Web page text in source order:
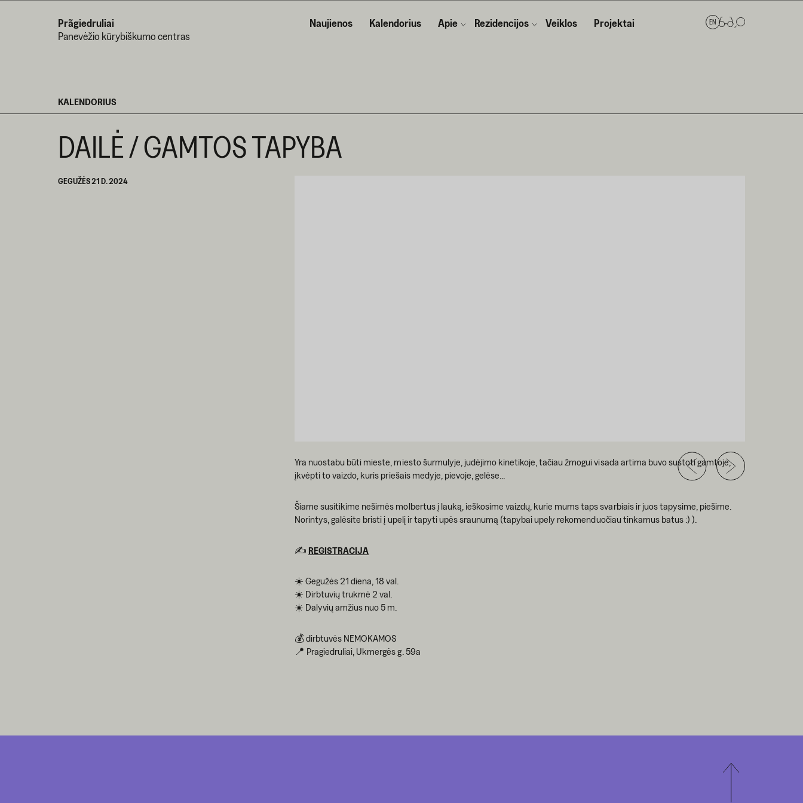
Prãgiedruliai
Panevėžio kūrybiškumo centras
Naujienos Kalendorius Apie Rezidencijos Veiklos Projektai EN
KALENDORIUS
DAILĖ / GAMTOS TAPYBA
GEGUŽĖS 21 D. 2024
Yra nuostabu būti mieste, miesto šurmulyje, judėjimo kinetikoje, tačiau žmogui visada artima buvo sustoti gamtoje,
įkvėpti to vaizdo, kuris priešais medyje, pievoje, gelėse...
Šiame susitikime nešimės molbertus į lauką, ieškosime vaizdų, kurie mums taps svarbiais ir juos tapysime, piešime.
Norintys, galėsite bristi į upelį ir tapyti upės sraunumą (tapybai upely rekomenduočiau tinkamus batus :) ).
✍️ REGISTRACIJA
☀️ Gegužės 21 diena, 18 val.
☀️ Dirbtuvių trukmė 2 val.
☀️ Dalyvių amžius nuo 5 m.
💰 dirbtuvės NEMOKAMOS
📍 Pragiedruliai, Ukmergės g. 59a